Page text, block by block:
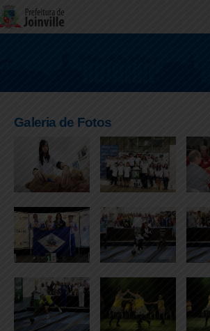
Galeria de Fotos